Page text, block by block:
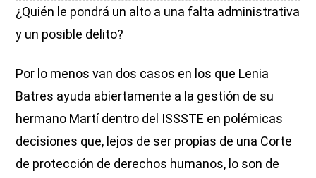
¿Quién le pondrá un alto a una falta administrativa
y un posible delito?
Por lo menos van dos casos en los que Lenia
Batres ayuda abiertamente a la gestión de su
hermano Martí dentro del ISSSTE en polémicas
decisiones que, lejos de ser propias de una Corte
de protección de derechos humanos, lo son de